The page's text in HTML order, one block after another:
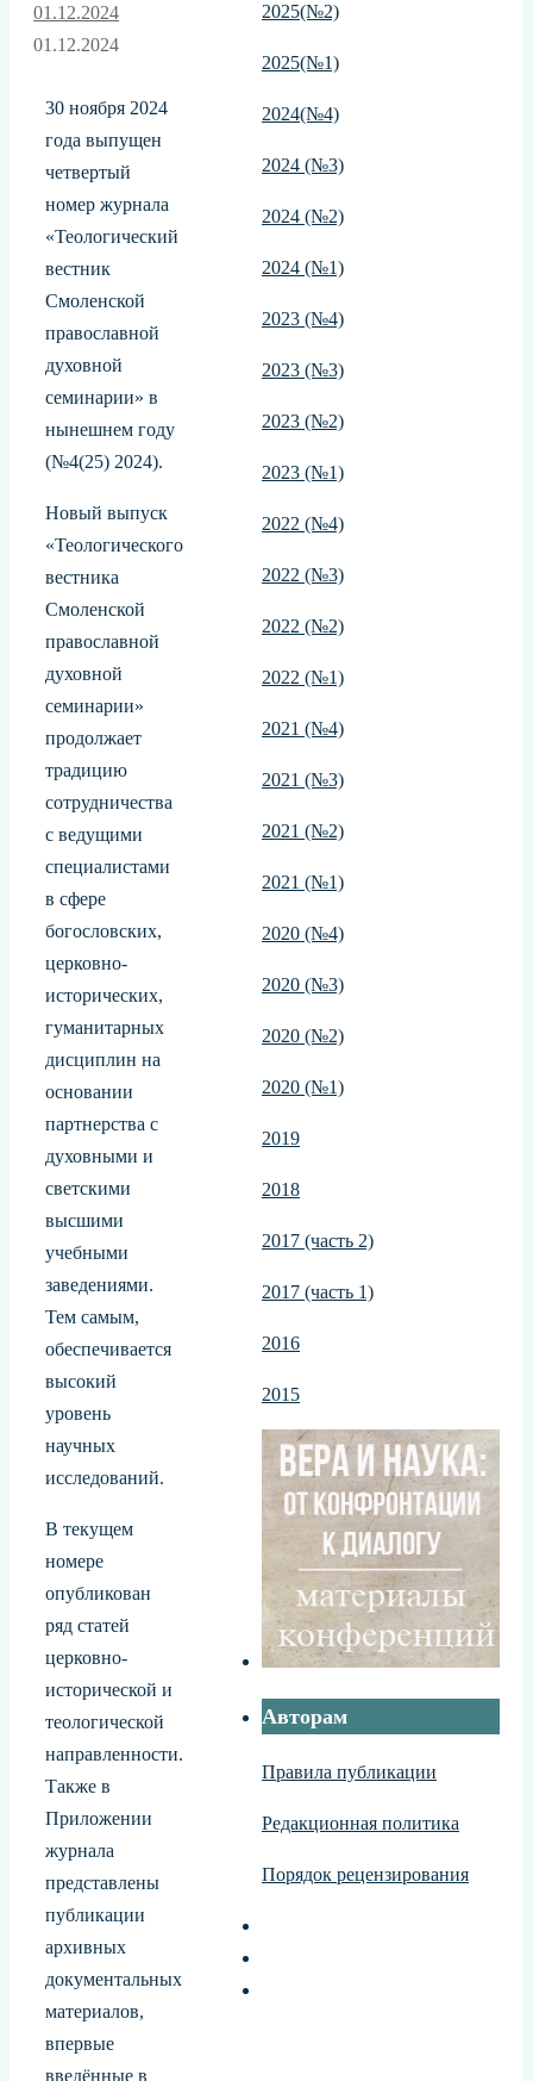
01.12.2024
01.12.2024
30 ноября 2024
года выпущен
четвертый
номер журнала
«Теологический
вестник
Смоленской
православной
духовной
семинарии» в
нынешнем году
(№4(25) 2024).
Новый выпуск
«Теологического
вестника
Смоленской
православной
духовной
семинарии»
продолжает
традицию
сотрудничества
с ведущими
специалистами
в сфере
богословских,
церковно-
исторических,
гуманитарных
дисциплин на
основании
партнерства с
духовными и
светскими
высшими
учебными
заведениями.
Тем самым,
обеспечивается
высокий
уровень
научных
исследований.
В текущем
номере
опубликован
ряд статей
церковно-
исторической и
теологической
направленности.
Также в
Приложении
журнала
представлены
публикации
архивных
документальных
материалов,
впервые
введённые в
2025(№2)
2025(№1)
2024(№4)
2024 (№3)
2024 (№2)
2024 (№1)
2023 (№4)
2023 (№3)
2023 (№2)
2023 (№1)
2022 (№4)
2022 (№3)
2022 (№2)
2022 (№1)
2021 (№4)
2021 (№3)
2021 (№2)
2021 (№1)
2020 (№4)
2020 (№3)
2020 (№2)
2020 (№1)
2019
2018
2017 (часть 2)
2017 (часть 1)
2016
2015
Авторам
Правила публикации
Редакционная политика
Порядок рецензирования